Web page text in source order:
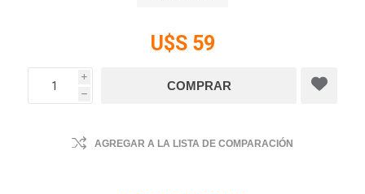
U$S 59
i
h
AGREGAR A LA LISTA DE COMPARACIÓN